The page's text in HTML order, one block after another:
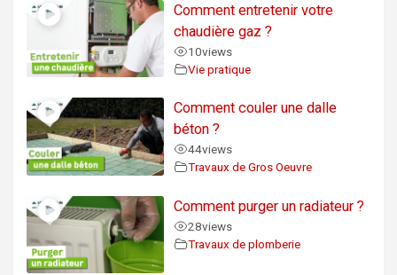
Comment entretenir votre
chaudière gaz ?
10views
Vie pratique
Comment couler une dalle
béton ?
44views
Travaux de Gros Oeuvre
Comment purger un radiateur ?
28views
Travaux de plomberie